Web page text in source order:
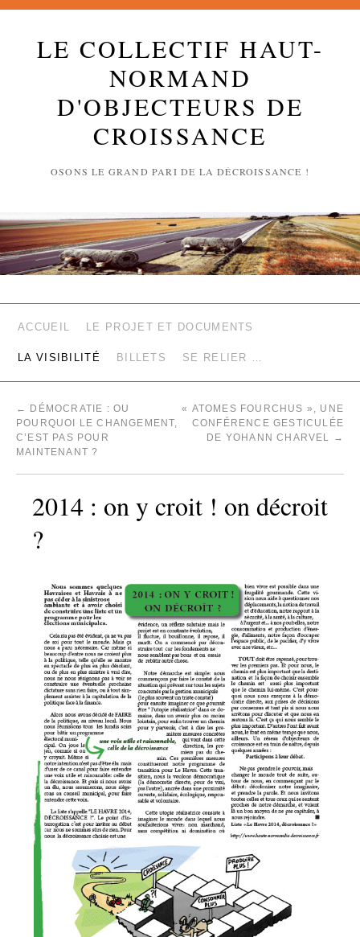
LE COLLECTIF HAUT-
NORMAND
D'OBJECTEURS DE
CROISSANCE
OSONS LE GRAND PARI DE LA DÉCROISSANCE !
ACCUEIL LE PROJET ET DOCUMENTS
LA VISIBILITÉ BILLETS SE RELIER …
← DÉMOCRATIE : OU
POURQUOI LE CHANGEMENT,
C’EST PAS POUR
MAINTENANT ?
« ATOMES FOURCHUS », UNE
CONFÉRENCE GESTICULÉE
DE YOHANN CHARVEL
→
2014 : on y croit ! on décroit
?